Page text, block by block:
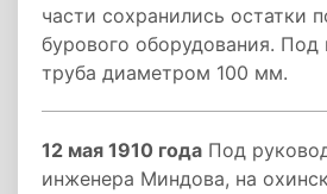
части сохранились остатки
бурового оборудования.
труба диаметром 100 мм.
12 мая 1910 года Под
инженера Миндова, на